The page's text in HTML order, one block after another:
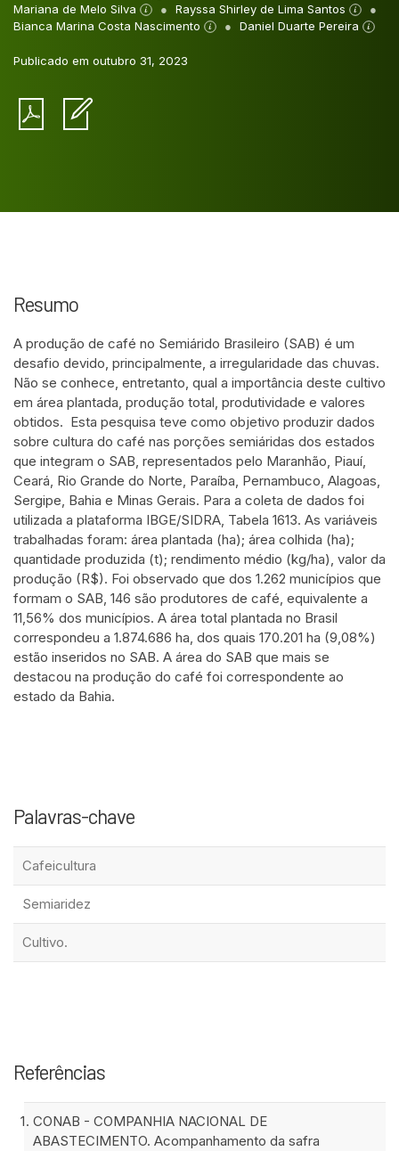
Mariana de Melo Silva
Rayssa Shirley de Lima Santos
Bianca Marina Costa Nascimento
Daniel Duarte Pereira
Publicado em outubro 31, 2023
Resumo
A produção de café no Semiárido Brasileiro (SAB) é um
desafio devido, principalmente, a irregularidade das chuvas.
Não se conhece, entretanto, qual a importância deste cultivo
em área plantada, produção total, produtividade e valores
obtidos. Esta pesquisa teve como objetivo produzir dados
sobre cultura do café nas porções semiáridas dos estados
que integram o SAB, representados pelo Maranhão, Piauí,
Ceará, Rio Grande do Norte, Paraíba, Pernambuco, Alagoas,
Sergipe, Bahia e Minas Gerais. Para a coleta de dados foi
utilizada a plataforma IBGE/SIDRA, Tabela 1613. As variáveis
trabalhadas foram: área plantada (ha); área colhida (ha);
quantidade produzida (t); rendimento médio (kg/ha), valor da
produção (R$). Foi observado que dos 1.262 municípios que
formam o SAB, 146 são produtores de café, equivalente a
11,56% dos municípios. A área total plantada no Brasil
correspondeu a 1.874.686 ha, dos quais 170.201 ha (9,08%)
estão inseridos no SAB. A área do SAB que mais se
destacou na produção do café foi correspondente ao
estado da Bahia.
Palavras-chave
Cafeicultura
Semiaridez
Cultivo.
Referências
CONAB - COMPANHIA NACIONAL DE
ABASTECIMENTO. Acompanhamento da safra